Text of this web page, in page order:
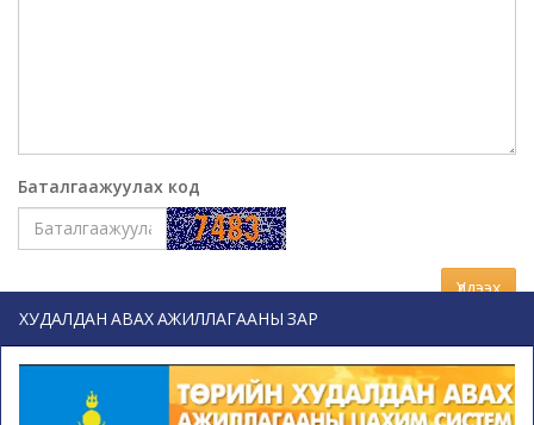
Баталгаажуулах код
Үлдээх
ХУДАЛДАН АВАХ АЖИЛЛАГААНЫ ЗАР